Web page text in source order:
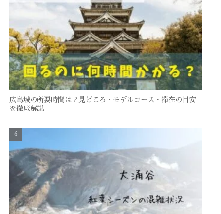
広島城の所要時間は？見どころ・モデルコース・滞在の目安
を徹底解説